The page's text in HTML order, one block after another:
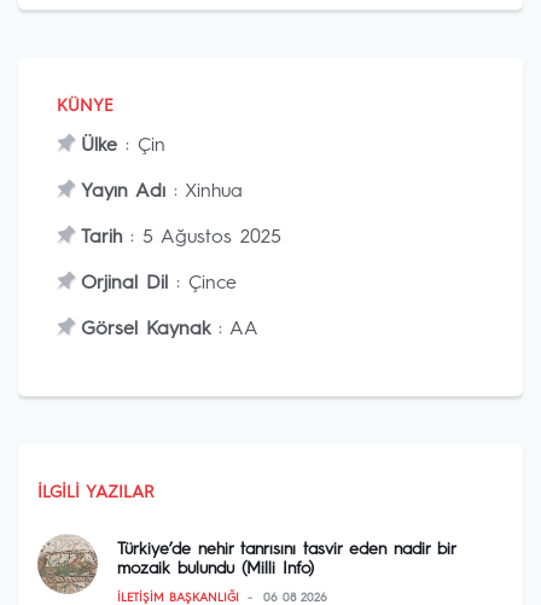
KÜNYE
Ülke : Çin
Yayın Adı : Xinhua
Tarih : 5 Ağustos 2025
Orjinal Dil : Çince
Görsel Kaynak: AA
İLGILI YAZILAR
Türkiye’de nehir tanrısını tasvir eden nadir bir
mozaik bulundu (Milli Info)
İLETIŞIM BAŞKANLIĞI 06 08 2026